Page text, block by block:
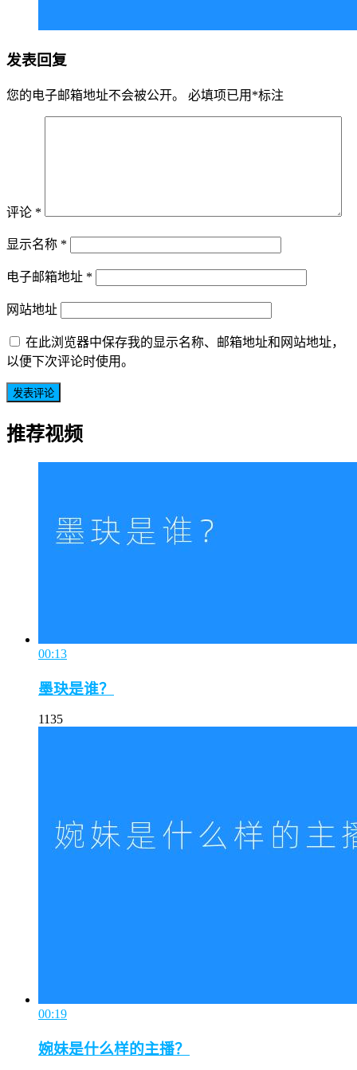
发表回复
您的电子邮箱地址不会被公开。 必填项已用 *标注
评论 *
显示名称 *
电子邮箱地址 *
网站地址
在此浏览器中保存我的显示名称、邮箱地址和网站地址，
以便下次评论时使用。
推荐视频
00:13
墨玦是谁？
1135
00:19
婉妹是什么样的主播？